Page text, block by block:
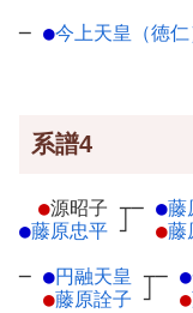
─ ●今上天皇（徳仁
系譜4
●源昭子 ┬
●藤原忠平 ┘
─ ●藤
●藤
─ ●円融天皇 ┬
●藤原詮子 ┘
─ ●
●